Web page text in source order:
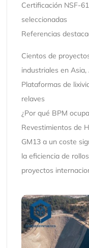
Certificación NSF-
seleccionadas
Referencias
Cientos de
industriales en
Plataformas de
relaves
¿Por qué BPM
Revestimientos de
GM13 a un coste
la eficiencia de
proyectos